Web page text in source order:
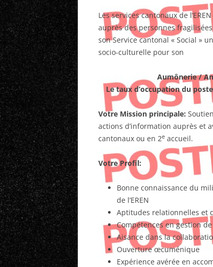
Les services cantonaux de
auprès des personnes
son Service cantonal « Social »
socio-culturelle pour son
Aumônerie /
Le taux d’occupation du
Votre Mission principale:
actions d’information auprès et
cantonaux ou en 2e accueil.
Votre Profil:
Bonne connaissance du
de l’EREN
Aptitudes relationnelles et
Compétences en gestion
Aisance dans la
Ouverture œcuménique
Expérience avérée en